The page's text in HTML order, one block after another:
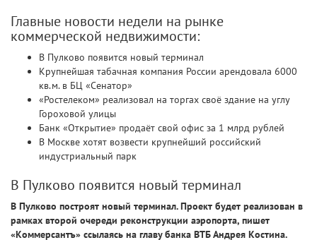
Главные новости недели на рынке
коммерческой недвижимости:
В Пулково появится новый терминал
Крупнейшая табачная компания России арендовала 6000
кв.м. в БЦ «Сенатор»
«Ростелеком» реализовал на торгах своё здание на углу
Гороховой улицы
Банк «Открытие» продаёт свой офис за 1 млрд рублей
В Москве хотят возвести крупнейший российский
индустриальный парк
В Пулково появится новый терминал
В Пулково построят новый терминал. Проект будет реализован в
рамках второй очереди реконструкции аэропорта, пишет
«Коммерсантъ» ссылаясь на главу банка ВТБ Андрея Костина.